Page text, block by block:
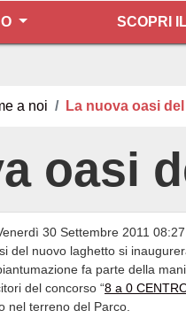
SCOPRI
a noi La nuova oasi
oasi
30 Settembre 2011 08:27
del nuovo laghetto si
fa parte della
del concorso “8 a 0
nel terreno del Parco.